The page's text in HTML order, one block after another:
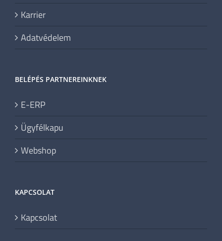
Karrier
Adatvédelem
BELÉPÉS PARTNEREINKNEK
E-ERP
Ügyfélkapu
Webshop
KAPCSOLAT
Kapcsolat